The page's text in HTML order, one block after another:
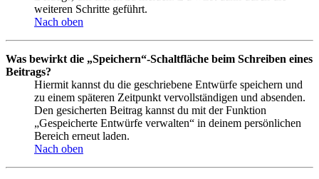
weiteren Schritte geführt.
Nach oben
Was bewirkt die „Speichern“-Schaltfläche beim Schreiben eines
Beitrags?
Hiermit kannst du die geschriebene Entwürfe speichern und
zu einem späteren Zeitpunkt vervollständigen und absenden.
Den gesicherten Beitrag kannst du mit der Funktion
„Gespeicherte Entwürfe verwalten“ in deinem persönlichen
Bereich erneut laden.
Nach oben